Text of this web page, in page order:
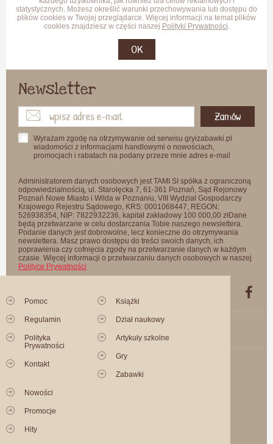
statystycznych. Możesz określić warunki przechowywania lub dostępu do
plików cookies w Twojej przeglądarce. Więcej informacji na temat plików
cookies znajdziesz w części naszej Polityki Prywatności
OK
Newsletter
Zamów
Wyrażam zgodę na otrzymywanie od serwisu gryizabawki.pl
wiadomości z informacjami handlowymi o nowościach,
promocjach i rabatach na podany przeze mnie adres e-mail
Administratorem danych osobowych jest TAMI SI spółka z ograniczoną
odpowiedzialnością, ul. Starołęcka 7, 61-361 Poznań, Sąd Rejonowy
Poznań Nowe Miasto i Wilda w Poznaniu, VIII Wydział Gospodarczy
Krajowego Rejestru Sądowego, KRS: 0001068447, REGON:
526938354, NIP: 7822932236, kapitał zakładowy 100 000,00 złDane
będą przetwarzane w celu dostarczania Tobie naszego newslettera.
Podanie danych jest dobrowolne, lecz konieczne do otrzymywania
newslettera. Masz prawo dostępu do treści swoich danych, ich
poprawienia czy cofnięcia zgody na przetwarzanie danych w każdym
czasie. Więcej informacji o przetwarzaniu danych osobowych w naszej
Polityce Prywatności
Pomoc
Regulamin
Polityka
Prywatności
Kontakt
Książki
Dział naukowy
Artykuły szkolne
Gry
Zabawki
Nowości
Promocje
Hity